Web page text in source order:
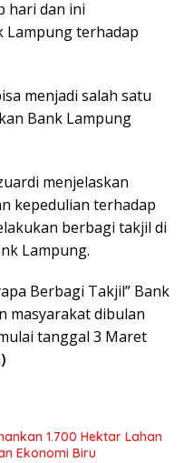
hari dan ini
Lampung terhadap
menjadi salah satu
Bank Lampung
menjelaskan
kepedulian terhadap
berbagi takjil di
Lampung.
Berbagi Takjil” Bank
masyarakat dibulan
tanggal 3 Maret
1.700 Hektar Lahan
Ekonomi Biru